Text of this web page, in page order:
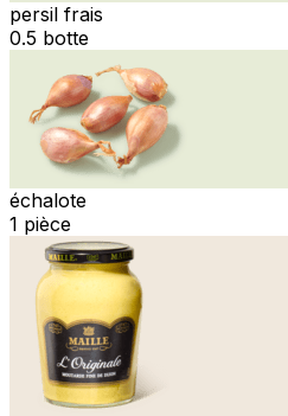
persil frais
0.5 botte
échalote
1 pièce